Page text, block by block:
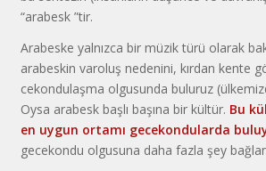
“arabesk ”tir.
Arabeske yalnızca bir müzik türü olarak
arabeskin varoluş nedenini, kırdan kente
cekondulaşma olgusunda buluruz
Oysa arabesk başlı başına bir kültür. Bu
en uygun ortamı gecekondularda
gecekondu olgusuna daha fazla şey